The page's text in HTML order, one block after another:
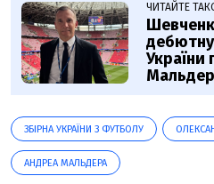
ЧИТАЙТЕ
дебютну
України
ЗБІРНА УКРАЇНИ З ФУТБОЛУ
АНДРЕА МАЛЬДЕРА